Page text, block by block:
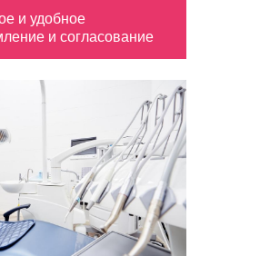
и удобное
и согласование